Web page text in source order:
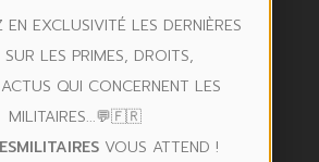
EXCLUSIVITÉ LES DERNIÈRES
SUR LES PRIMES, DROITS,
QUI CONCERNENT LES
MILITAIRES...💬🇫🇷
VOUS ATTEND !